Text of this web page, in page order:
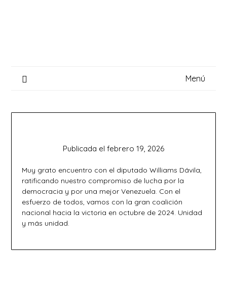
Menú
Publicada el febrero 19, 2026
Muy grato encuentro con el diputado Williams Dávila,
ratificando nuestro compromiso de lucha por la
democracia y por una mejor Venezuela. Con el
esfuerzo de todos, vamos con la gran coalición
nacional hacia la victoria en octubre de 2024. Unidad
y más unidad.